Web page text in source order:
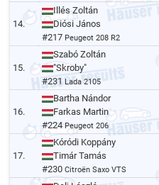
14.
Illés Zoltán
Diósi János
#217 Peugeot 208 R2
15.
Szabó Zoltán
"Skroby"
#231 Lada 2105
16.
Bartha Nándor
Farkas Martin
#224Peugeot 206
17.
Kóródi Koppány
Timár Tamás
#230Citroën Saxo VTS